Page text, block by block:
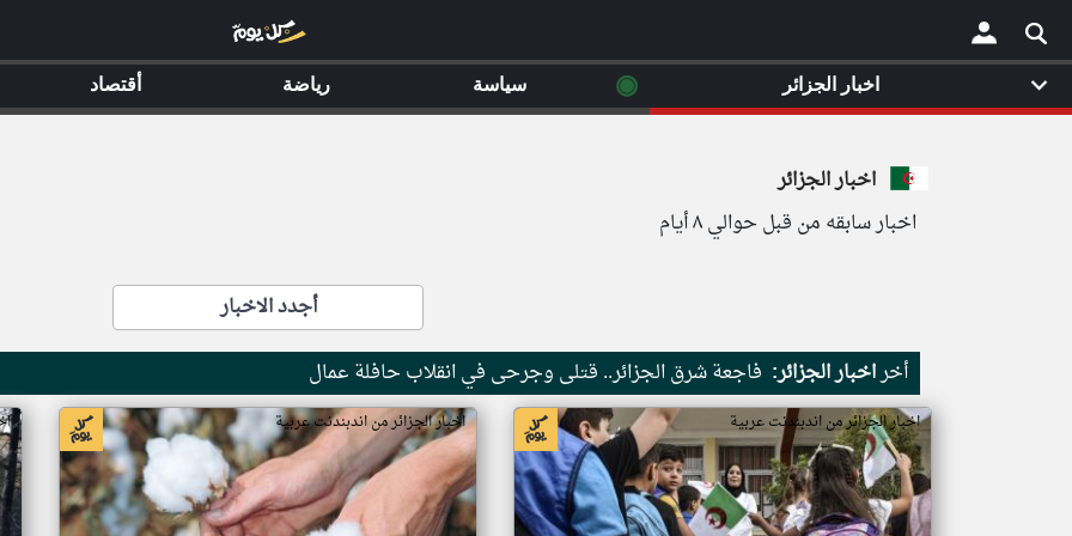
×
اخبار الجزائر
اخبار سابقه من قبل حوالي ٨ أيام
أجدد الاخبار
أخراخبار الجزائر: فاجعة شرق الجزائر.. قتلى وجرحى في انقلاب حافلة عمال
اخبار الجزائر من اندبندنت عربية اخبار الجزائر من اندبندنت عربية
اخبار الجزائر ◉ سياسة رياضة أقتصاد